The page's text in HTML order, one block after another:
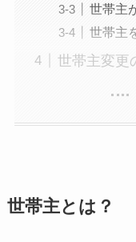
世帯主
世帯主
世帯主変更
世帯主とは？